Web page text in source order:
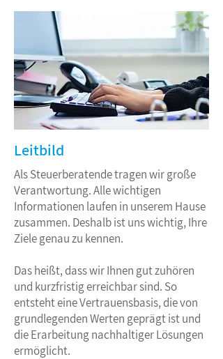
Leitbild
Als Steuerberatende tragen wir große
Verantwortung. Alle wichtigen
Informationen laufen in unserem Hause
zusammen. Deshalb ist uns wichtig, Ihre
Ziele genau zu kennen.
Das heißt, dass wir Ihnen gut zuhören
und kurzfristig erreichbar sind. So
entsteht eine Vertrauensbasis, die von
grundlegenden Werten geprägt ist und
die Erarbeitung nachhaltiger Lösungen
ermöglicht.